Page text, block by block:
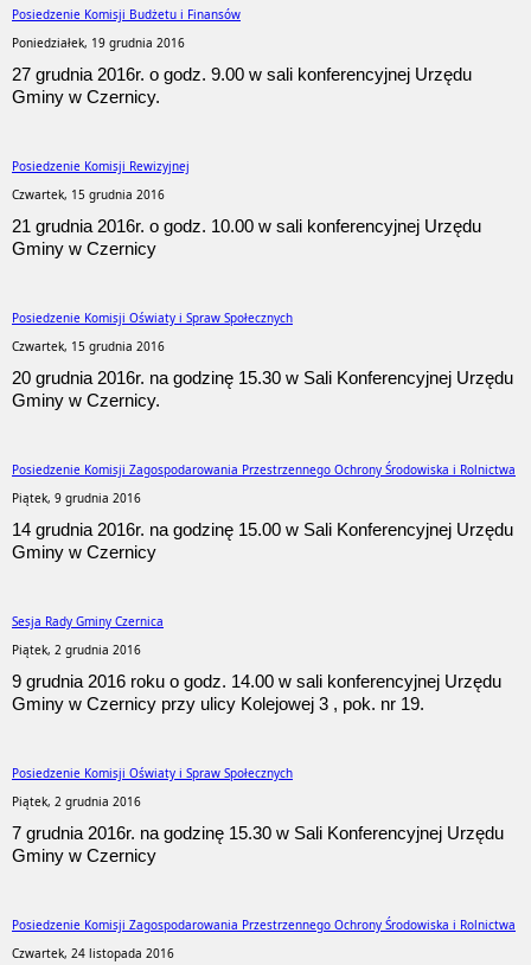
Posiedzenie Komisji Budżetu i Finansów
Poniedziałek, 19 grudnia 2016
27 grudnia 2016r. o godz. 9.00 w sali konferencyjnej Urzędu
Gminy w Czernicy.
Posiedzenie Komisji Rewizyjnej
Czwartek, 15 grudnia 2016
21 grudnia 2016r. o godz. 10.00 w sali konferencyjnej Urzędu
Gminy w Czernicy
Posiedzenie Komisji Oświaty i Spraw Społecznych
Czwartek, 15 grudnia 2016
20 grudnia 2016r. na godzinę 15.30 w Sali Konferencyjnej Urzędu
Gminy w Czernicy.
Posiedzenie Komisji Zagospodarowania Przestrzennego Ochrony Środowiska i Rolnictwa
Piątek, 9 grudnia 2016
14 grudnia 2016r. na godzinę 15.00 w Sali Konferencyjnej Urzędu
Gminy w Czernicy
Sesja Rady Gminy Czernica
Piątek, 2 grudnia 2016
9 grudnia 2016 roku o godz. 14.00 w sali konferencyjnej Urzędu
Gminy w Czernicy przy ulicy Kolejowej 3 , pok. nr 19.
Posiedzenie Komisji Oświaty i Spraw Społecznych
Piątek, 2 grudnia 2016
7 grudnia 2016r. na godzinę 15.30 w Sali Konferencyjnej Urzędu
Gminy w Czernicy
Posiedzenie Komisji Zagospodarowania Przestrzennego Ochrony Środowiska i Rolnictwa
Czwartek, 24 listopada 2016